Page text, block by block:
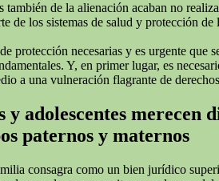
también de la alienación acaban no
de los sistemas de salud y protección
protección necesarias y es urgente
Y, en primer lugar, es
a una vulneración flagrante de
y adolescentes
paternos y maternos
consagra como un bien jurídico